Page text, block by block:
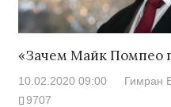
«Зачем Майк Помпео
10.02.2020 09:00 Гимран
9707